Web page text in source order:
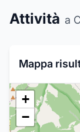
Attività a
Mappa
+
−